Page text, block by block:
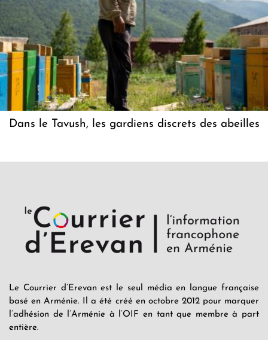
Dans le Tavush, les gardiens discrets des abeilles
Le Courrier d’Erevan est le seul média en langue française
basé en Arménie. Il a été créé en octobre 2012 pour marquer
l’adhésion de l’Arménie à l’OIF en tant que membre à part
entière.